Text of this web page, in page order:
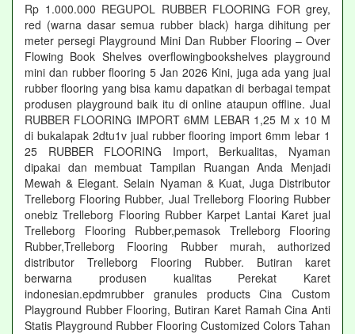
Rp 1.000.000 REGUPOL RUBBER FLOORING FOR grey,
red (warna dasar semua rubber black) harga dihitung per
meter persegi Playground Mini Dan Rubber Flooring – Over
Flowing Book Shelves overflowingbookshelves playground
mini dan rubber flooring 5 Jan 2026 Kini, juga ada yang jual
rubber flooring yang bisa kamu dapatkan di berbagai tempat
produsen playground baik itu di online ataupun offline. Jual
RUBBER FLOORING IMPORT 6MM LEBAR 1,25 M x 10 M
di bukalapak 2dtu1v jual rubber flooring import 6mm lebar 1
25 RUBBER FLOORING Import, Berkualitas, Nyaman
dipakai dan membuat Tampilan Ruangan Anda Menjadi
Mewah & Elegant. Selain Nyaman & Kuat, Juga Distributor
Trelleborg Flooring Rubber, Jual Trelleborg Flooring Rubber
onebiz Trelleborg Flooring Rubber Karpet Lantai Karet jual
Trelleborg Flooring Rubber,pemasok Trelleborg Flooring
Rubber,Trelleborg Flooring Rubber murah, authorized
distributor Trelleborg Flooring Rubber. Butiran karet
berwarna produsen kualitas Perekat Karet
indonesian.epdmrubber granules products Cina Custom
Playground Rubber Flooring, Butiran Karet Ramah Cina Anti
Statis Playground Rubber Flooring Customized Colors Tahan